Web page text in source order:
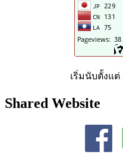
เริ่มนับตั้งแต่
Shared Website